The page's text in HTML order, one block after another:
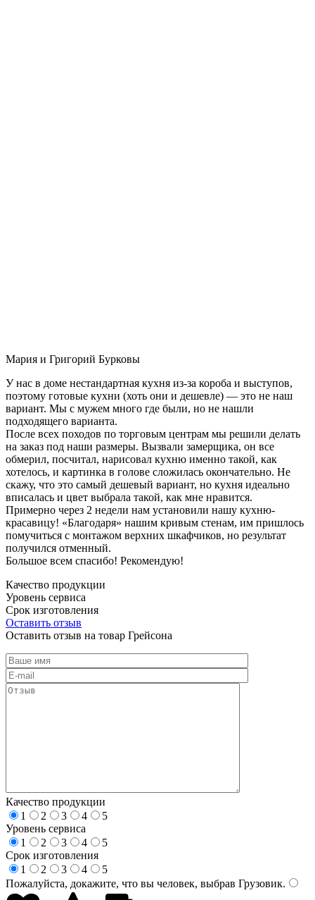
Мария и Григорий Бурковы
У нас в доме нестандартная кухня из-за короба и выступов,
поэтому готовые кухни (хоть они и дешевле) — это не наш
вариант. Мы с мужем много где были, но не нашли
подходящего варианта.
После всех походов по торговым центрам мы решили делать
на заказ под наши размеры. Вызвали замерщика, он все
обмерил, посчитал, нарисовал кухню именно такой, как
хотелось, и картинка в голове сложилась окончательно. Не
скажу, что это самый дешевый вариант, но кухня идеально
вписалась и цвет выбрала такой, как мне нравится.
Примерно через 2 недели нам установили нашу кухню-
красавицу! «Благодаря» нашим кривым стенам, им пришлось
помучиться с монтажом верхних шкафчиков, но результат
получился отменный.
Большое всем спасибо! Рекомендую!
Качество продукции
Уровень сервиса
Срок изготовления
Оставить отзыв
Оставить отзыв на товар Грейсона
Качество продукции
1
2 3 4
5
Уровень сервиса
1
2 3 4
5
Срок изготовления
1
2 3 4
5
Пожалуйста, докажите, что вы человек, выбрав Грузовик.